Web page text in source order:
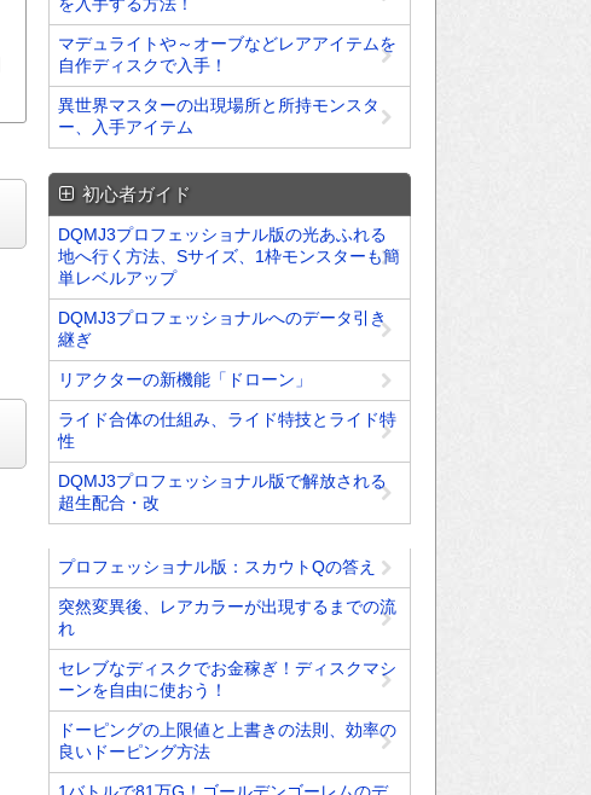
マデュライトや～オーブなどレアアイテムを
自作ディスクで入手！
異世界マスターの出現場所と所持モンスタ
ー、入手アイテム
初心者ガイド
DQMJ3プロフェッショナル版の光あふれる
地へ行く方法、Sサイズ、1枠モンスターも簡
単レベルアップ
DQMJ3プロフェッショナルへのデータ引き
継ぎ
リアクターの新機能「ドローン」
ライド合体の仕組み、ライド特技とライド特
性
DQMJ3プロフェッショナル版で解放される
超生配合・改
プロフェッショナル版：スカウトQの答え
突然変異後、レアカラーが出現するまでの流
れ
セレブなディスクでお金稼ぎ！ディスクマシ
ーンを自由に使おう！
ドーピングの上限値と上書きの法則、効率の
良いドーピング方法